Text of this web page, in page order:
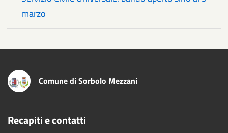
marzo
Comune di Sorbolo Mezzani
Recapiti e contatti